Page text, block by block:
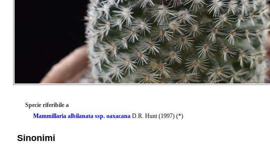
Specie riferibile a
Mammillaria albilanata ssp. oaxacana D.R. Hunt (1997) (*)
Sinonimi